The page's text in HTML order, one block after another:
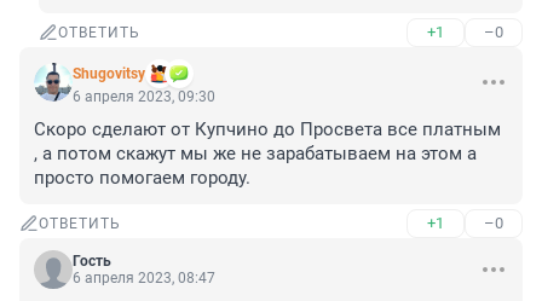
ОТВЕТИТЬ +1 –0
Shugovitsy
6 апреля 2023, 09:30
Скоро сделают от Купчино до Просвета все платным
, а потом скажут мы же не зарабатываем на этом а
просто помогаем городу.
ОТВЕТИТЬ +1 –0
Гость
6 апреля 2023, 08:47